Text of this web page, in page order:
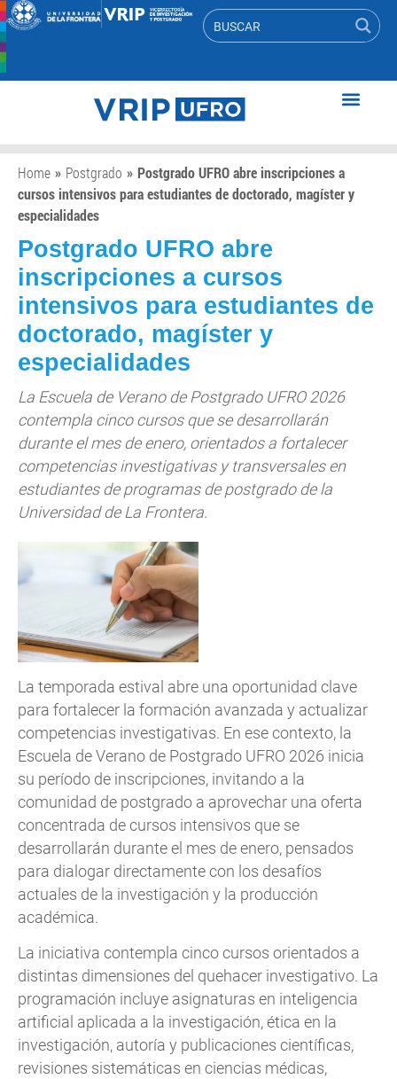
Home » Postgrado » Postgrado UFRO abre inscripciones a
cursos intensivos para estudiantes de doctorado, magíster y
especialidades
Postgrado UFRO abre
inscripciones a cursos
intensivos para estudiantes de
doctorado, magíster y
especialidades
La Escuela de Verano de Postgrado UFRO 2026
contempla cinco cursos que se desarrollarán
durante el mes de enero, orientados a fortalecer
competencias investigativas y transversales en
estudiantes de programas de postgrado de la
Universidad de La Frontera.
La temporada estival abre una oportunidad clave
para fortalecer la formación avanzada y actualizar
competencias investigativas. En ese contexto, la
Escuela de Verano de Postgrado UFRO 2026 inicia
su período de inscripciones, invitando a la
comunidad de postgrado a aprovechar una oferta
concentrada de cursos intensivos que se
desarrollarán durante el mes de enero, pensados
para dialogar directamente con los desafíos
actuales de la investigación y la producción
académica.
La iniciativa contempla cinco cursos orientados a
distintas dimensiones del quehacer investigativo. La
programación incluye asignaturas en inteligencia
artificial aplicada a la investigación, ética en la
investigación, autoría y publicaciones científicas,
revisiones sistemáticas en ciencias médicas,